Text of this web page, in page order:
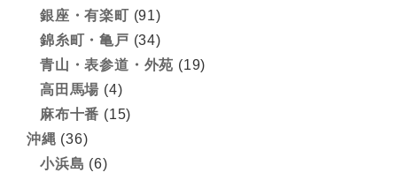
銀座・有楽町 (91)
錦糸町・亀戸 (34)
青山・表参道・外苑 (19)
高田馬場 (4)
麻布十番 (15)
沖縄 (36)
小浜島 (6)